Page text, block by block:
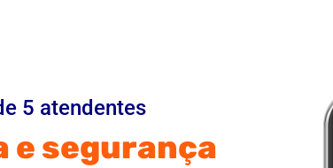
5 atendentes
e segurança